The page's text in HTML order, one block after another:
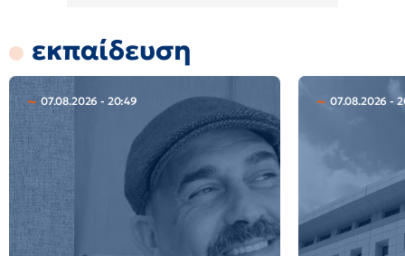
εκπαίδευση
07.08.2026 - 20:49 07.08.2026 -